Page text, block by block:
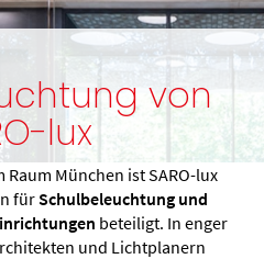
von
lux
München ist SARO-lux
fürSchulbeleuchtung und
beteiligt. In enger
und Lichtplanern